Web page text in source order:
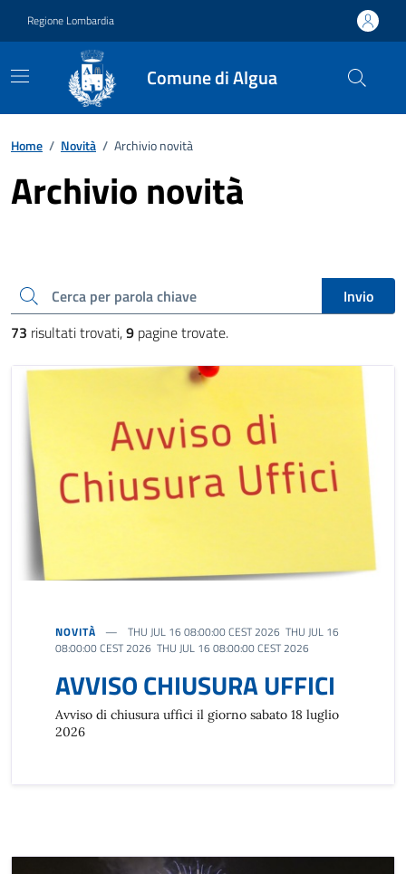
Regione Lombardia
Comune di Algua
Home / Novità / Archivio novità
Archivio novità
Cerca una parola chiave
Invio
73 risultati trovati,9 pagine trovate.
NOVITÀ
THU JUL 16 08:00:00 CEST 2026 THU JUL 16
08:00:00 CEST 2026 THU JUL 16 08:00:00 CEST 2026
AVVISO CHIUSURA UFFICI
Avviso di chiusura uffici il giorno sabato 18 luglio
2026